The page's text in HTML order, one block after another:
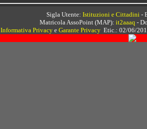
Sigla Utente: Istituzioni e Cittadini -
Matricola AssoPoint (MAP): it2aaaq -
Informativa Privacy e Garante Privacy Etic.: 02/06/